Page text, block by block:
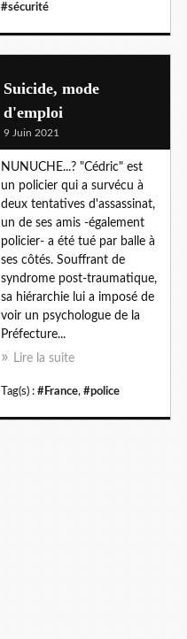
#sécurité
Suicide, mode
d'emploi
9 Juin 2021
NUNUCHE...? "Cédric" est
un policier qui a survécu à
deux tentatives d'assassinat,
un de ses amis -également
policier- a été tué par balle à
ses côtés. Souffrant de
syndrome post-traumatique,
sa hiérarchie lui a imposé de
voir un psychologue de la
Préfecture...
Lire la suite
Tag(s) : #France, #police